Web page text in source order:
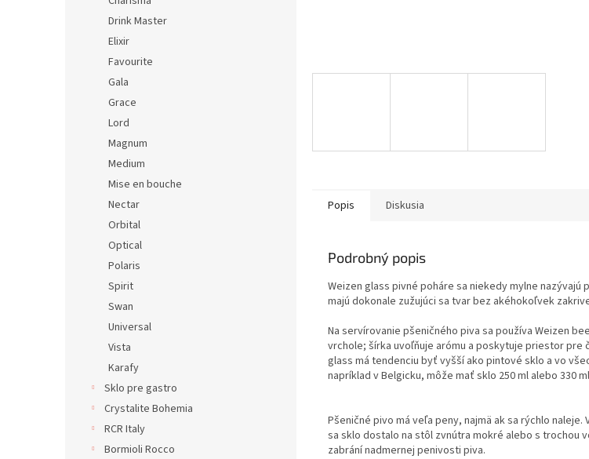
Drink Master
Elixir
Favourite
Gala
Grace
Lord
Magnum
Medium
Mise en bouche
Nectar
Orbital
Optical
Polaris
Spirit
Swan
Universal
Vista
Karafy
Sklo pre gastro
Crystalite Bohemia
RCR Italy
Bormioli Rocco
Popis Diskusia
Podrobný popis
Weizen glass pivné poháre sa niekedy mylne
majú dokonale zužujúci sa tvar bez akéhokoľvek
Na servírovanie pšeničného piva sa používa Weizen
vrchole; šírka uvoľňuje arómu a poskytuje priestor pre
glass má tendenciu byť vyšší ako pintové sklo a vo
napríklad v Belgicku, môže mať sklo 250 ml alebo 330
Pšeničné pivo má veľa peny, najmä ak sa rýchlo
sa sklo dostalo na stôl zvnútra mokré alebo s trochou
zabrání nadmernej penivosti piva.